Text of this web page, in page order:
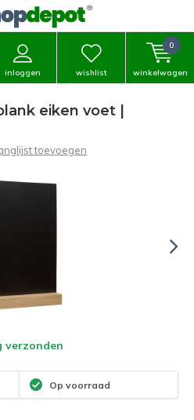
inloggen wishlist winkelwagen
0
eiken voet |
toevoegen
verzonden
Op voorraad